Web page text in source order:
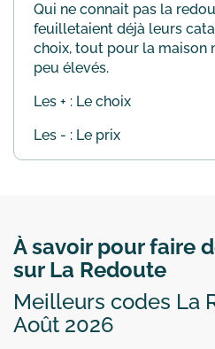
Qui ne connait pas la
feuilletaient déjà leurs
choix, tout pour la maison
peu élevés.
Les + : Le choix
Les - : Le prix
À savoir pour faire
sur La Redoute
Meilleurs codes La
Août 2026